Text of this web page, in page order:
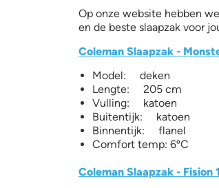
Op onze website hebben
en de beste slaapzak voor
Coleman Slaapzak -
Model: deken
Lengte: 205 cm
Vulling: katoen
Buitentijk: katoen
Binnentijk: flanel
Comfort temp: 6ºC
Coleman Slaapzak - Fision